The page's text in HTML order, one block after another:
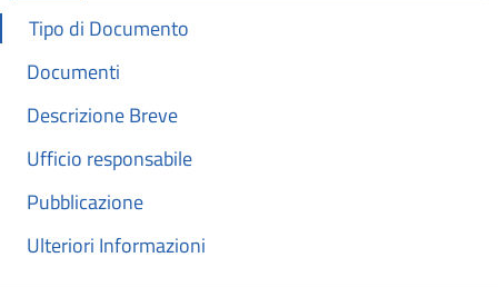
Tipo di Documento
Documenti
Descrizione Breve
Ufficio responsabile
Pubblicazione
Ulteriori Informazioni